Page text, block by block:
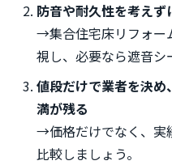
防音や耐久性を考え
→集合住宅床リフォー
視し、必要なら遮音シ
値段だけで業者を決
満が残る
→価格だけでなく、実
比較しましょう。